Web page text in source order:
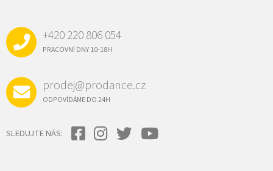
+420 220 806 054
PRACOVNÍ DNY 10-18H
prodej@prodance.cz
ODPOVÍDÁME DO 24H
SLEDUJTE NÁS: